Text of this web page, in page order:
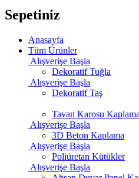
Sepetiniz
Anasayfa
Tüm Ürünler
Alışverişe Başla
Dekoratif Tuğla
Alışverişe Başla
Dekoratif Taş
Tavan Karosu Kaplama
Alışverişe Başla
3D Beton Kaplama
Alışverişe Başla
Poliüretan Kütükler
Alışverişe Başla